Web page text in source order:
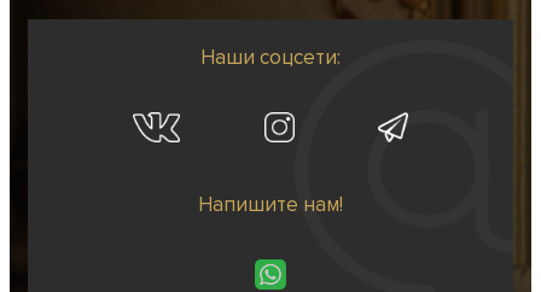
Наши соцсети:
Напишите нам!